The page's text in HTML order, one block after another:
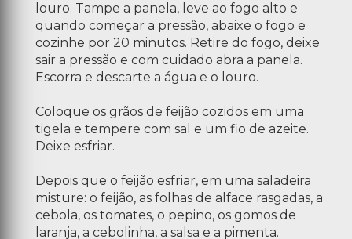
louro. Tampe a panela, leve ao fogo alto e
quando começar a pressão, abaixe o fogo e
cozinhe por 20 minutos. Retire do fogo, deixe
sair a pressão e com cuidado abra a panela.
Escorra e descarte a água e o louro.
Coloque os grãos de feijão cozidos em uma
tigela e tempere com sal e um fio de azeite.
Deixe esfriar.
Depois que o feijão esfriar, em uma saladeira
misture: o feijão, as folhas de alface rasgadas, a
cebola, os tomates, o pepino, os gomos de
laranja, a cebolinha, a salsa e a pimenta.